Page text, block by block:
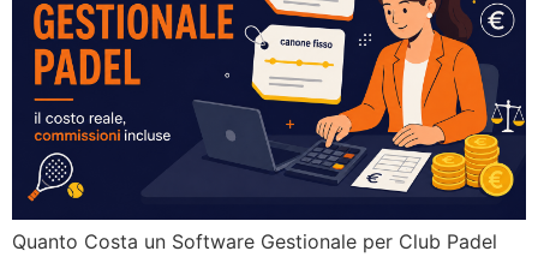
Quanto Costa un Software Gestionale per Club Padel